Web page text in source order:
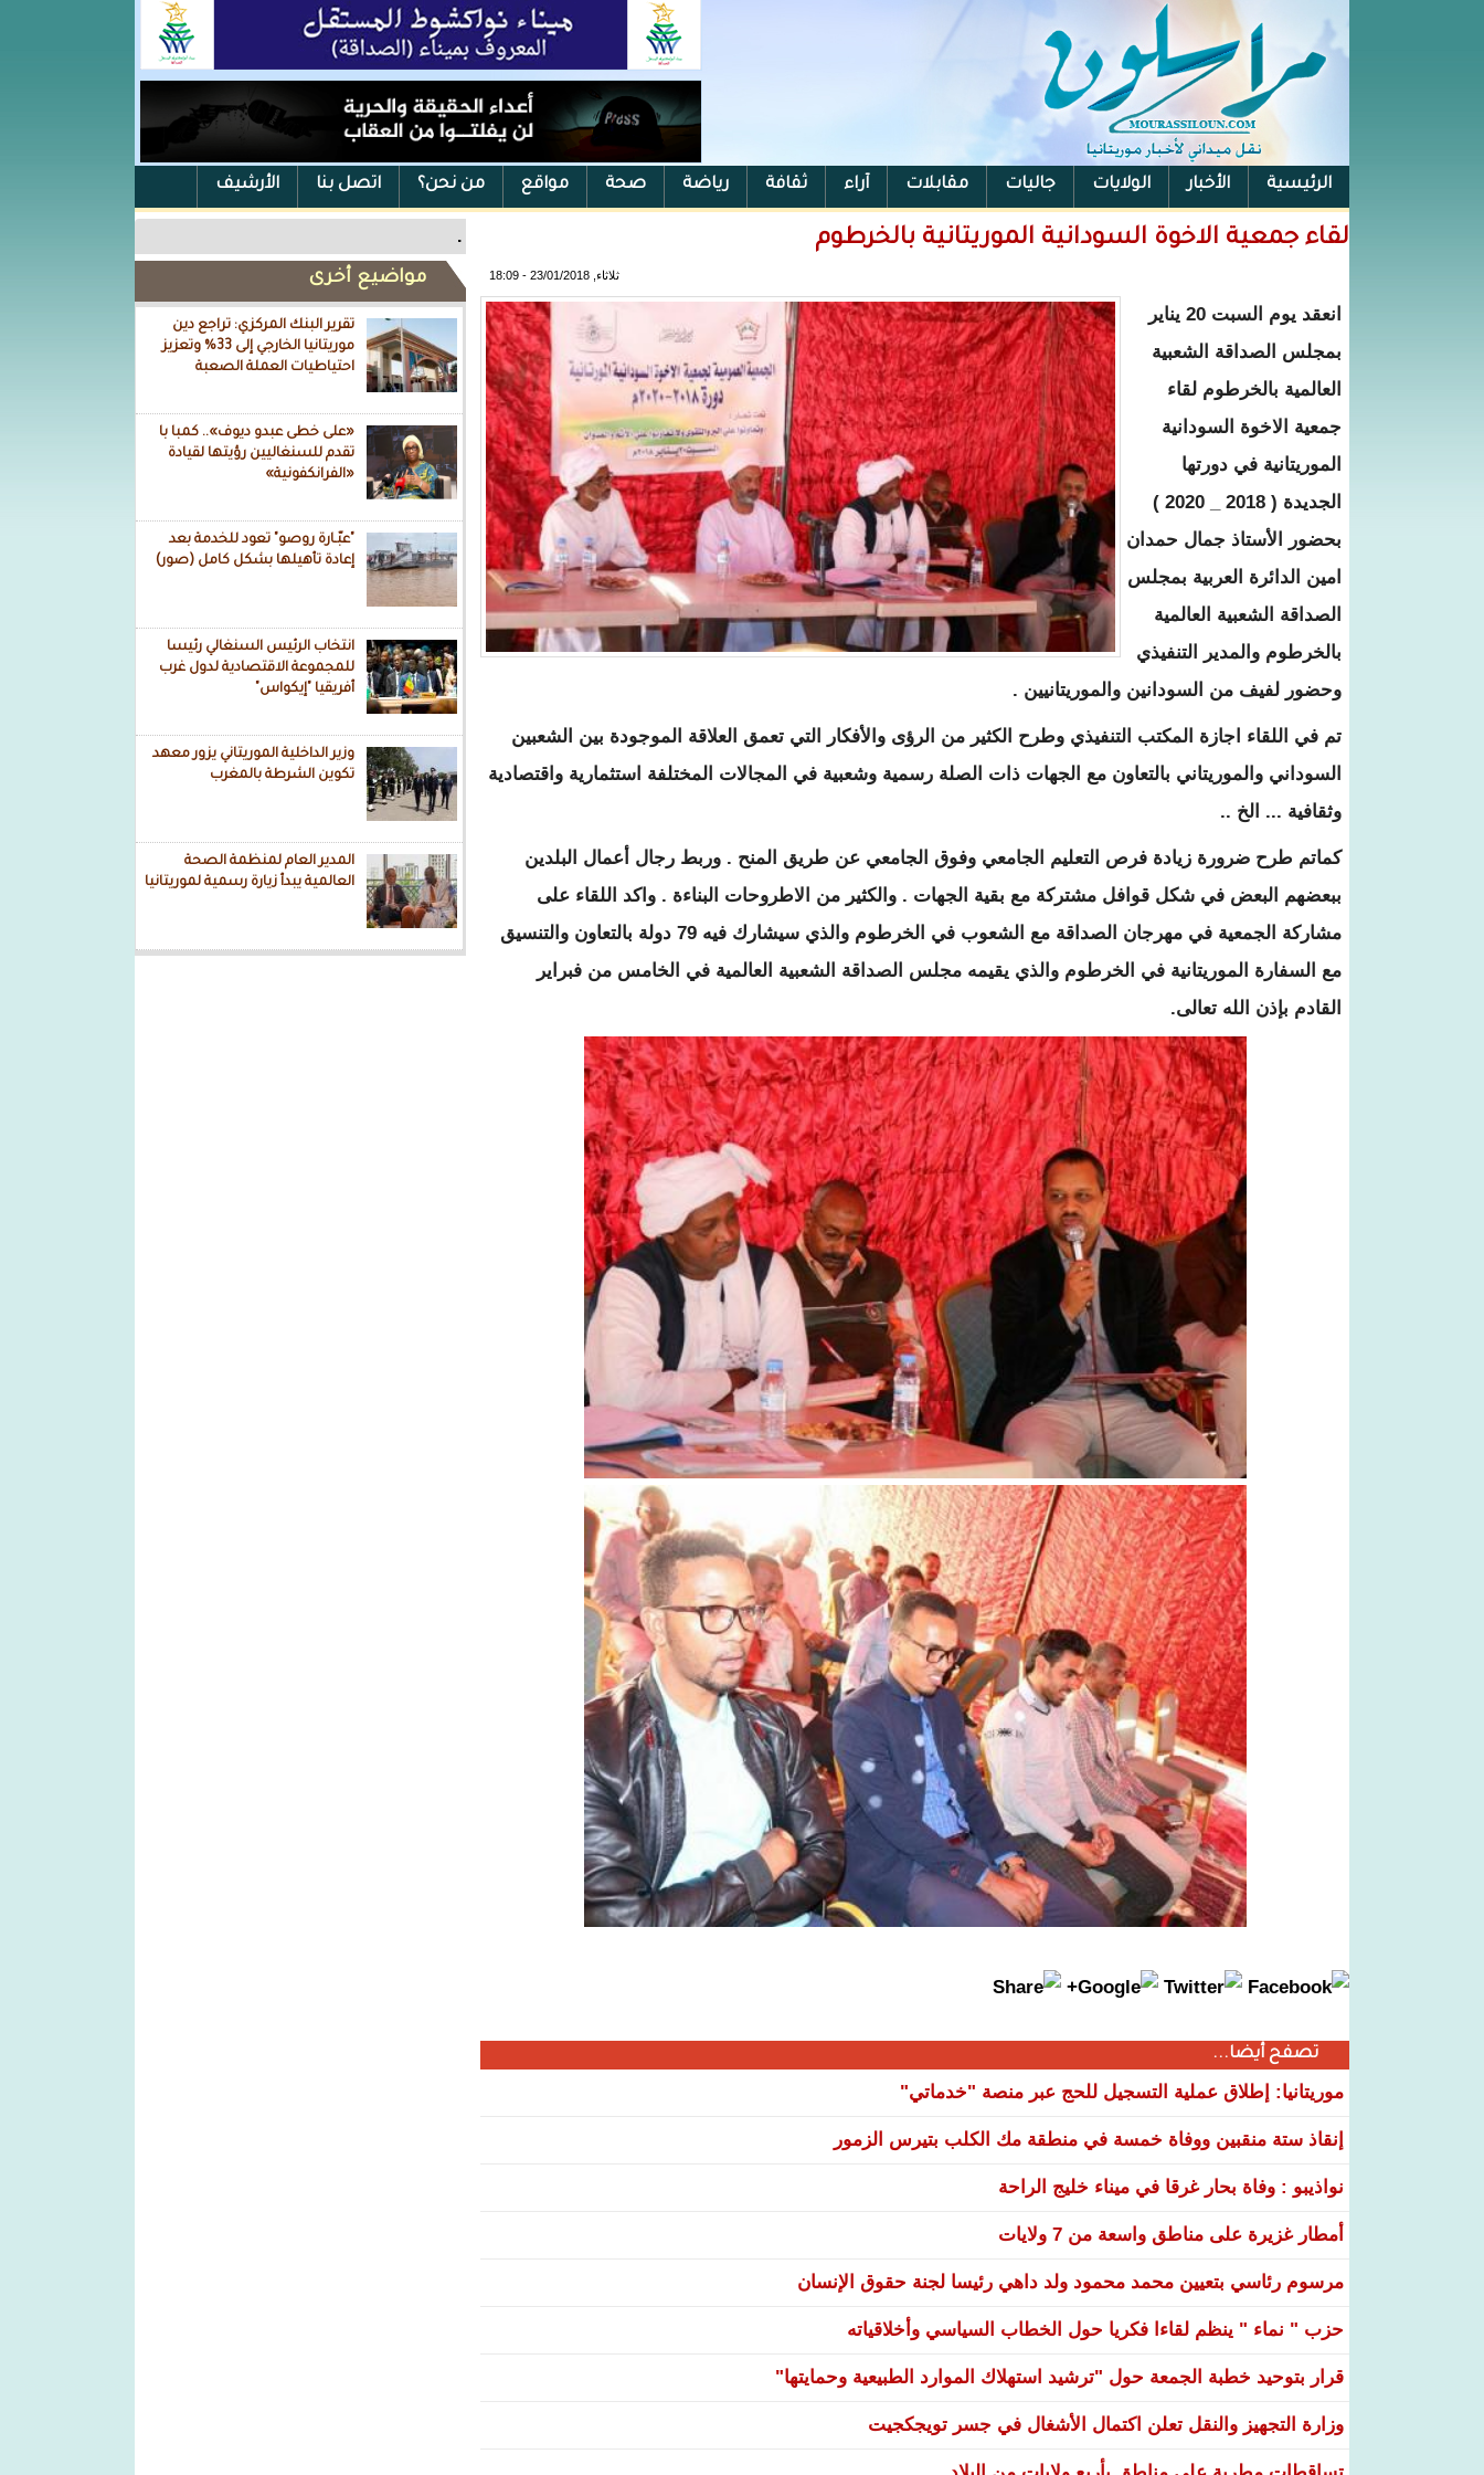
الرئيسية الأخبار الولايات جاليات مقابلات آراء ثقافة رياضة صحة مواقع من نحن؟ اتصل بنا الأرشيف
الفيس بوك .
مواضيع أخرى
تقرير البنك المركزي: تراجع دين
موريتانيا الخارجي إلى 33% وتعزيز
احتياطيات العملة الصعبة
«على خطى عبدو ديوف».. كمبا با
تقدم للسنغاليين رؤيتها لقيادة
«الفرانكفونية»
"عبّـارة روصو" تعود للخدمة بعد
إعادة تأهيلها بشكل كامل (صور)
انتخاب الرئيس السنغالي رئيسا
للمجموعة الاقتصادية لدول غرب
أفريقيا "إيكواس"
وزير الداخلية الموريتاني يزور معهد
تكوين الشرطة بالمغرب
المدير العام لمنظمة الصحة
العالمية يبدأ زيارة رسمية لموريتانيا
لقاء جمعية الاخوة السودانية الموريتانية بالخرطوم
ثلاثاء, 23/01/2018 - 18:09
انعقد يوم السبت 20 يناير
بمجلس الصداقة الشعبية
العالمية بالخرطوم لقاء
جمعية الاخوة السودانية
الموريتانية في دورتها
الجديدة ( 2018 _ 2020 )
بحضور الأستاذ جمال حمدان
امين الدائرة العربية بمجلس
الصداقة الشعبية العالمية
بالخرطوم والمدير التنفيذي
وحضور لفيف من السودانين والموريتانيين .
تم في اللقاء اجازة المكتب التنفيذي وطرح الكثير من الرؤى والأفكار التي تعمق العلاقة الموجودة بين الشعبين
السوداني والموريتاني بالتعاون مع الجهات ذات الصلة رسمية وشعبية في المجالات المختلفة استثمارية واقتصادية
وثقافية ... الخ ..
كماتم طرح ضرورة زيادة فرص التعليم الجامعي وفوق الجامعي عن طريق المنح . وربط رجال أعمال البلدين
ببعضهم البعض في شكل قوافل مشتركة مع بقية الجهات . والكثير من الاطروحات البناءة . واكد اللقاء على
مشاركة الجمعية في مهرجان الصداقة مع الشعوب في الخرطوم والذي سيشارك فيه 79 دولة بالتعاون والتنسيق
مع السفارة الموريتانية في الخرطوم والذي يقيمه مجلس الصداقة الشعبية العالمية في الخامس من فبراير
القادم بإذن الله تعالى.
تصفح أيضا...
موريتانيا: إطلاق عملية التسجيل للحج عبر منصة "خدماتي"
إنقاذ ستة منقبين ووفاة خمسة في منطقة مك الكلب بتيرس الزمور
نواذيبو : وفاة بحار غرقا في ميناء خليج الراحة
أمطار غزيرة على مناطق واسعة من 7 ولايات
مرسوم رئاسي بتعيين محمد محمود ولد داهي رئيسا لجنة حقوق الإنسان
حزب " نماء " ينظم لقاءا فكريا حول الخطاب السياسي وأخلاقياته
قرار بتوحيد خطبة الجمعة حول "ترشيد استهلاك الموارد الطبيعية وحمايتها"
وزارة التجهيز والنقل تعلن اكتمال الأشغال في جسر تويجكجيت